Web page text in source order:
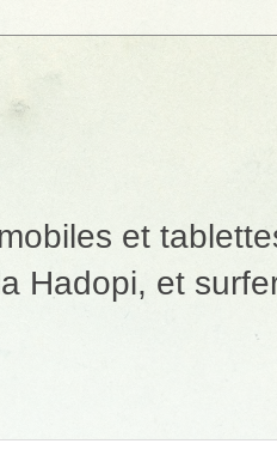
et
Hadopi, et